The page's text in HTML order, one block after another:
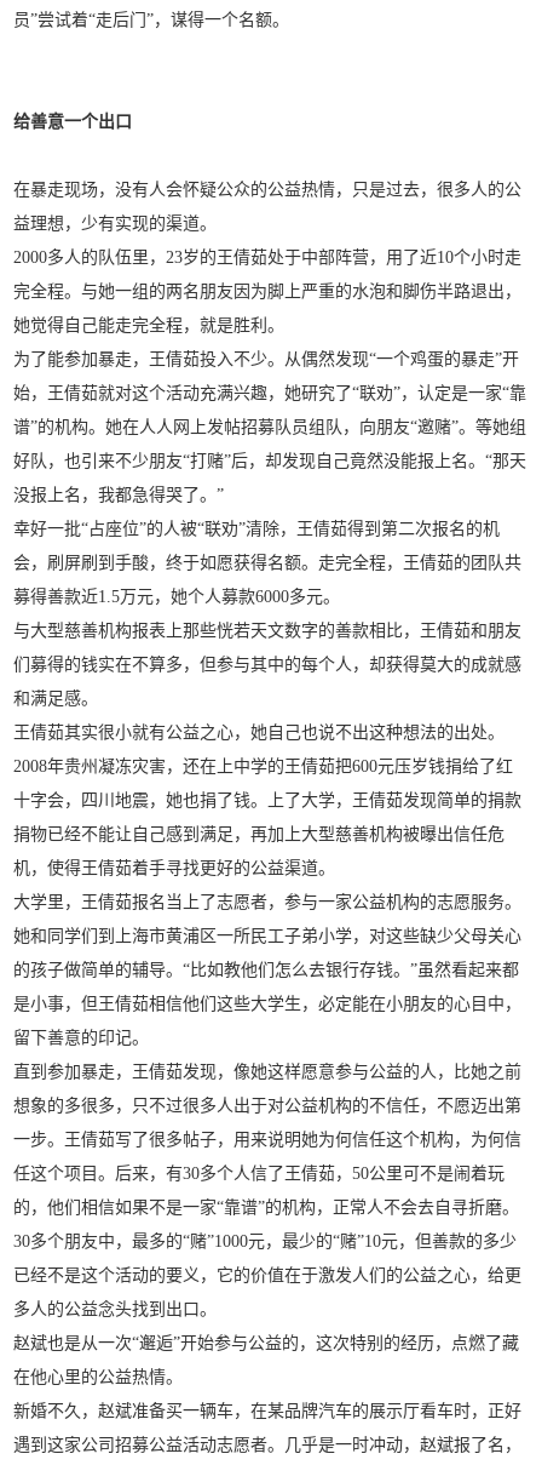
员”尝试着“走后门”，谋得一个名额。
给善意一个出口
在暴走现场，没有人会怀疑公众的公益热情，只是过去，很多人的公
益理想，少有实现的渠道。
2000多人的队伍里，23岁的王倩茹处于中部阵营，用了近10个小时走
完全程。与她一组的两名朋友因为脚上严重的水泡和脚伤半路退出，
她觉得自己能走完全程，就是胜利。
为了能参加暴走，王倩茹投入不少。从偶然发现“一个鸡蛋的暴走”开
始，王倩茹就对这个活动充满兴趣，她研究了“联劝”，认定是一家“靠
谱”的机构。她在人人网上发帖招募队员组队，向朋友“邀赌”。等她组
好队，也引来不少朋友“打赌”后，却发现自己竟然没能报上名。“那天
没报上名，我都急得哭了。”
幸好一批“占座位”的人被“联劝”清除，王倩茹得到第二次报名的机
会，刷屏刷到手酸，终于如愿获得名额。走完全程，王倩茹的团队共
募得善款近1.5万元，她个人募款6000多元。
与大型慈善机构报表上那些恍若天文数字的善款相比，王倩茹和朋友
们募得的钱实在不算多，但参与其中的每个人，却获得莫大的成就感
和满足感。
王倩茹其实很小就有公益之心，她自己也说不出这种想法的出处。
2008年贵州凝冻灾害，还在上中学的王倩茹把600元压岁钱捐给了红
十字会，四川地震，她也捐了钱。上了大学，王倩茹发现简单的捐款
捐物已经不能让自己感到满足，再加上大型慈善机构被曝出信任危
机，使得王倩茹着手寻找更好的公益渠道。
大学里，王倩茹报名当上了志愿者，参与一家公益机构的志愿服务。
她和同学们到上海市黄浦区一所民工子弟小学，对这些缺少父母关心
的孩子做简单的辅导。“比如教他们怎么去银行存钱。”虽然看起来都
是小事，但王倩茹相信他们这些大学生，必定能在小朋友的心目中，
留下善意的印记。
直到参加暴走，王倩茹发现，像她这样愿意参与公益的人，比她之前
想象的多很多，只不过很多人出于对公益机构的不信任，不愿迈出第
一步。王倩茹写了很多帖子，用来说明她为何信任这个机构，为何信
任这个项目。后来，有30多个人信了王倩茹，50公里可不是闹着玩
的，他们相信如果不是一家“靠谱”的机构，正常人不会去自寻折磨。
30多个朋友中，最多的“赌”1000元，最少的“赌”10元，但善款的多少
已经不是这个活动的要义，它的价值在于激发人们的公益之心，给更
多人的公益念头找到出口。
赵斌也是从一次“邂逅”开始参与公益的，这次特别的经历，点燃了藏
在他心里的公益热情。
新婚不久，赵斌准备买一辆车，在某品牌汽车的展示厅看车时，正好
遇到这家公司招募公益活动志愿者。几乎是一时冲动，赵斌报了名，